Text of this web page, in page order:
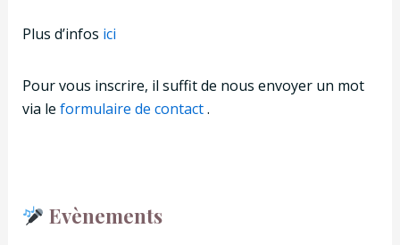
Plus d’infos ici
Pour vous inscrire, il suffit de nous envoyer un mot
via le formulaire de contact.
Evènements